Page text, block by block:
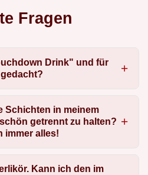
Fragen
Drink" und für
Schichten in meinem
getrennt zu halten?
immer alles!
Kann ich den im